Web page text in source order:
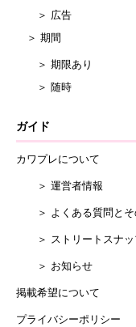
＞ 広告
＞ 期間
＞ 期限あり
＞ 随時
ガイド
カワプレについて
＞ 運営者情報
＞ よくある質問とそ
＞ ストリートスナッ
＞ お知らせ
掲載希望について
プライバシーポリシー